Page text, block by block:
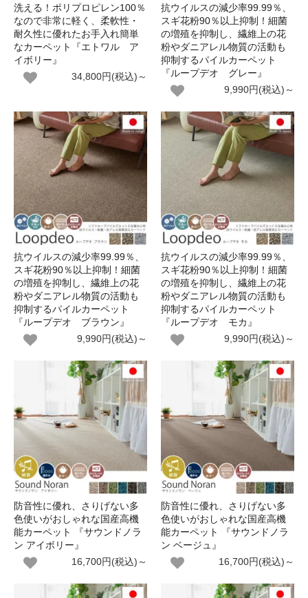
洗える！ポリプロピレン100％
なので非常に軽く、柔軟性・
耐久性に優れたお手入れ簡単
なカーペット『エトワル ア
イボリー』
34,800円(税込)～
抗ウイルスの減少率99.99％、
スギ花粉90％以上抑制！細菌
の増殖を抑制し、繊維上の花
粉やダニアレル物質の活動も
抑制するパイルカーペット
『ループデオ グレー』
9,990円(税込)～
抗ウイルスの減少率99.99％、
スギ花粉90％以上抑制！細菌
の増殖を抑制し、繊維上の花
粉やダニアレル物質の活動も
抑制するパイルカーペット
『ループデオ ブラウン』
9,990円(税込)～
抗ウイルスの減少率99.99％、
スギ花粉90％以上抑制！細菌
の増殖を抑制し、繊維上の花
粉やダニアレル物質の活動も
抑制するパイルカーペット
『ループデオ モカ』
9,990円(税込)～
防音性に優れ、さりげない多
色使いがおしゃれな国産高機
能カーペット 『サウンドノラ
ン アイボリー』
16,700円(税込)～
防音性に優れ、さりげない多
色使いがおしゃれな国産高機
能カーペット 『サウンドノラ
ン ベージュ』
16,700円(税込)～